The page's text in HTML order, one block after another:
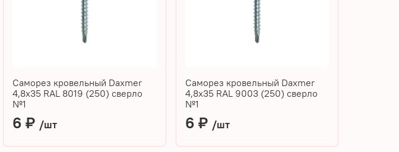
Саморез кровельный Daxmer
4,8х35 RAL 8019 (250) сверло
№1
6 ₽ /шт
Саморез кровельный Daxmer
4,8х35 RAL 9003 (250) сверло
№1
6 ₽ /шт